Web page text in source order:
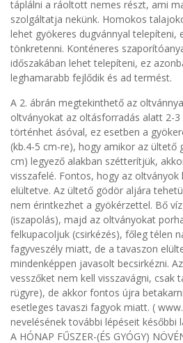
táplálni a ráoltott nemes részt, ami
szolgáltatja nekünk. Homokos
lehet gyökeres dugvánnyal telepíteni,
tönkretenni. Konténeres
időszakában lehet telepíteni, ez
leghamarabb fejlődik és ad termést.
A 2. ábrán megtekinthető az
oltványokat az oltásforradás alatt 2-
történhet ásóval, ez esetben a
(kb.4-5 cm-re), hogy amikor az ültető
cm) legyező alakban szétterítjük,
visszafelé. Fontos, hogy az oltványok
elültetve. Az ültető gödör aljára
nem érintkezhet a gyökérzettel. Bő
(iszapolás), majd az oltványokat
felkupacoljuk (csirkézés), főleg télen
fagyveszély miatt, de a tavaszon
mindenképpen javasolt becsirkézni.
vesszőket nem kell visszavágni, csak
rügyre), de akkor fontos újra
esetleges tavaszi fagyok miatt. (
nevelésének további lépéseit későbbi
A HÓNAP FŰSZER-(ÉS GYÓGY)